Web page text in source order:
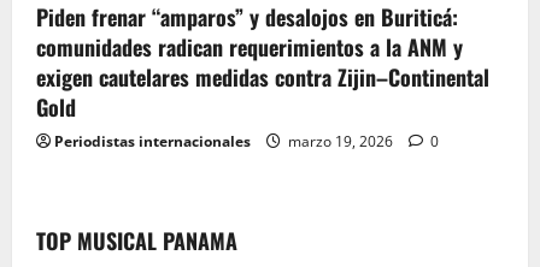
Piden frenar “amparos” y desalojos en Buriticá:
comunidades radican requerimientos a la ANM y
exigen cautelares medidas contra Zijin–Continental
Gold
Periodistas internacionales marzo 19, 2026 0
TOP MUSICAL PANAMA